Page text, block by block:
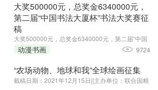
大奖500000元，总奖金6340000元，
第二届“中国书法大厦杯”书法大奖赛征
稿
大奖500000元，总奖金6340000元，第二届“中国
书法大厦杯”书法大奖赛征稿||征集截止时间延期
至：2025年6月30日||主办单位：中国书法大厦
动漫书画 9724
“农场动物、地球和我”全球绘画征集
截稿日期：2021年12月15日||主办单位：联合国粮